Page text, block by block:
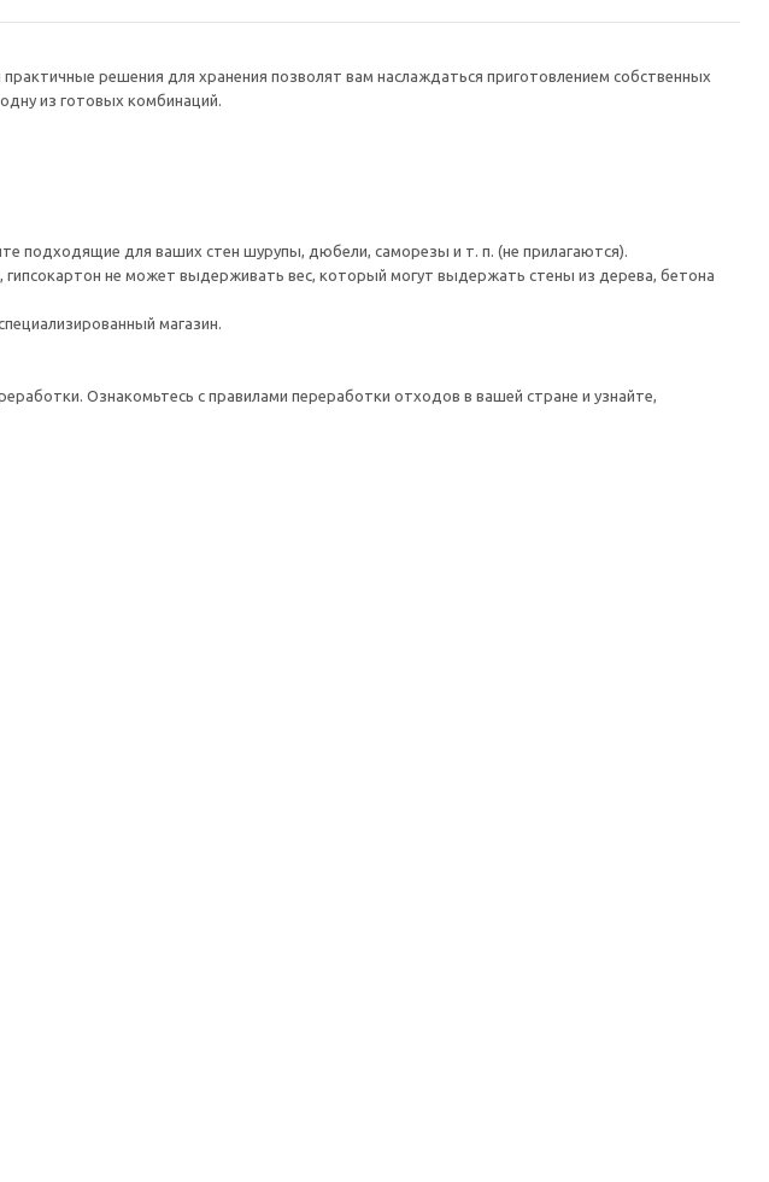
решения для хранения позволят вам наслаждаться приготовлением собственных
из готовых комбинаций.
подходящие для ваших стен шурупы, дюбели, саморезы и т. п. (не прилагаются).
не может выдерживать вес, который могут выдержать стены из дерева, бетона
магазин.
Ознакомьтесь с правилами переработки отходов в вашей стране и узнайте,